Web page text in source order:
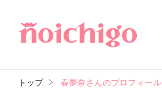
トップ 春夢奈さんのプロフィール